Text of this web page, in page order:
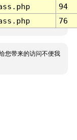
94
76
您带来的访问不便我